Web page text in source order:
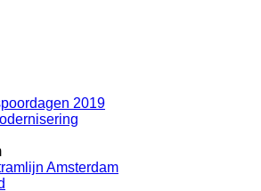
2019
Amsterdam